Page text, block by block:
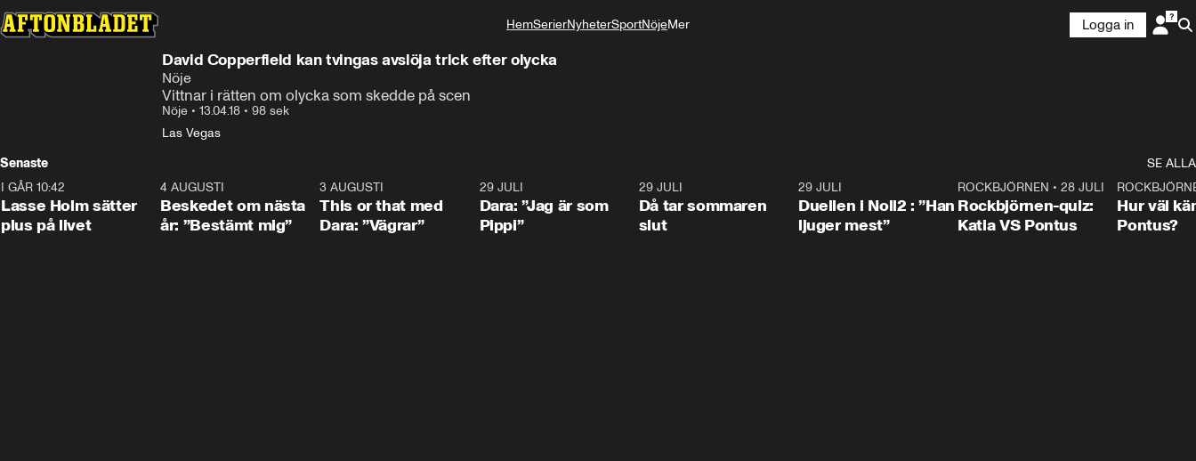
HemSerierNyheterSportNöjeMer
Logga in
David Copperfield kan tvingas avslöja trick efter olycka
Nöje
Vittnar i rätten om olycka som skedde på scen
Nöje • 13.04.18 • 98 sek
Las Vegas
Senaste
SE ALLA
1:04
I GÅR 10:42
Lasse Holm sätter
plus på livet
0:24
4 AUGUSTI
Beskedet om nästa
år: ”Bestämt mig”
3 AUGUSTI
This or that med
Dara: ”Vägrar”
29 JULI
Dara: ”Jag är som
Pippi”
29 JULI
Då tar sommaren
slut
29 JULI
Duellen i Noll2 : ”Han
ljuger mest”
0:15
ROCKBJÖRNEN •28 JULI
Rockbjörnen-quiz:
Katia VS Pontus
Hur väl
Pontus?